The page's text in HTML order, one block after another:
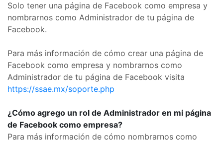
Solo tener una página de Facebook como empresa y
nombrarnos como Administrador de tu página de
Facebook.
Para más información de cómo crear una página de
Facebook como empresa y nombrarnos como
Administrador de tu página de Facebook visita
https://ssae.mx/soporte.php
¿Cómo agrego un rol de Administrador en mi página
de Facebook como empresa?
Para más información de cómo nombrarnos como